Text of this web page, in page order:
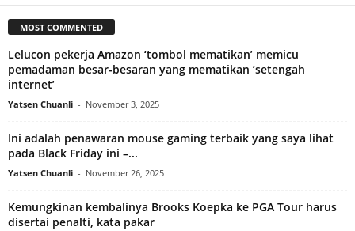
MOST COMMENTED
Lelucon pekerja Amazon ‘tombol mematikan’ memicu
pemadaman besar-besaran yang mematikan ‘setengah
internet’
Yatsen Chuanli - November 3, 2025
Ini adalah penawaran mouse gaming terbaik yang saya lihat
pada Black Friday ini –...
Yatsen Chuanli - November 26, 2025
Kemungkinan kembalinya Brooks Koepka ke PGA Tour harus
disertai penalti, kata pakar